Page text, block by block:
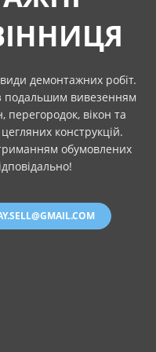
демонтажних робіт.
подальшим вивезенням
перегородок, вікон та
конструкцій.
обумовлених